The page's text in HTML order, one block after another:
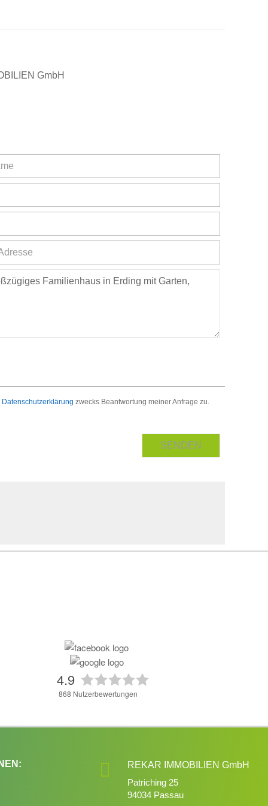
GmbH
Datenschutzerklärung zwecks Beantwortung meiner Anfrage zu.
SENDEN
4.9
868 Nutzerbewertungen

REKAR IMMOBILIEN GmbH
Patriching 25
94034 Passau